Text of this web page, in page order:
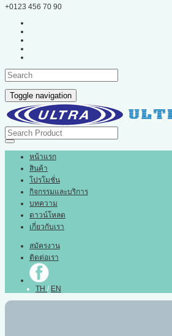
+0123 456 70 90
Toggle navigation
หน้าแรก
สินค้า
โปรโมชั่น
กิจกรรมและบริการ
บทความ
ดาวน์โหลด
เกี่ยวกับเรา
สมัครงาน
ติดต่อเรา
TH / EN